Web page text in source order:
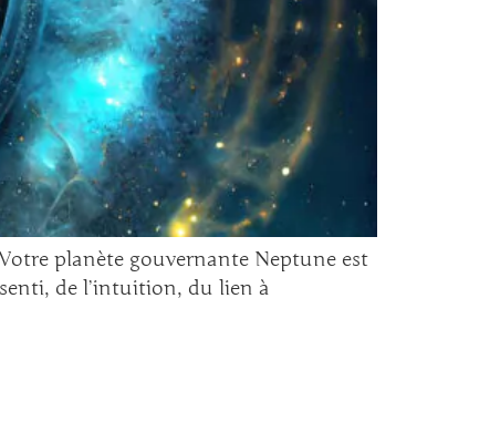
planète gouvernante Neptune est
de l’intuition, du lien à